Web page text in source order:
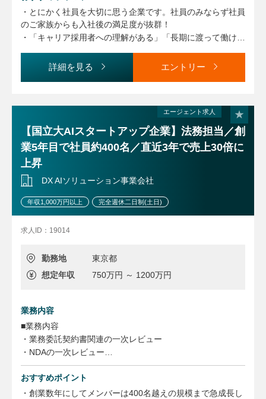
・より複雑な契約、相談対応、会社法・倒産法などの法分野
など、業務の範囲を広げてもらいます。
・経験・能力を踏まえ、M&A等のプロジェクト案件への参
理解いただきつつ、日常的な契約レビュー、法務相談への対
応をしていただきます。
・M&A等のプロジェクト案件への参画、訴訟を含む各種紛
争解決の支援など、規模の大きな案件を担当して頂きます。
経験・能力を踏まえ、プロジェクトの法務部での遂行責任者
を担ってもらう場合もあります。
＜キャリアパス＞
部内で経験や知識を重ねた上、同じチームでより難易度の高
い案件、マネジメントを担当する、あるいは部内の他の業務
として赴任する可能性もあります。
また、業務遂行能力、英語力が一定の水準をクリアし、本人
＜魅力・やりがい＞
1. 経営に近い立場で全社戦略案件を担当できる
事業ポートフォリオ変革・成長追求の全社戦略のもと、経営
企画部・事業部門と密に連携し、M&Aや各種の戦略投資
等、会社の経営戦略・事業戦略に関わる重要なプロジェクト
に参画し、プロジェクト遂行の経験を積むことができます。
・とにかく社員を大切に思う企業です。社員のみならず社員
のご家族からも入社後の満足度が抜群！
・「キャリア採用者への理解がある」「長期に渡って働ける
働きやすい企業です。
・国内・海外業務を両方担当し、広い経験を積むことができ
ます。
・海外留学や海外統括会社の法務コンプライアンス担当者と
しての赴任含め、中長期的な視点で育成する方針であり、法
務担当者としてのキャリアアップを支援します。
・リモートやフレックスなど、柔軟にWLBも取りながら就
業することができます。
詳細を見る エントリー
エージェント求人
【国立大AIスタートアップ企業】法務担当／創
業5年目で社員約400名／直近3年で売上30倍に
上昇
DX AIソリューション事業会社
年収1,000万円以上 完全週休二日制(土日)
求人ID：19014
勤務地
東京都
想定年収
750万円 ～ 1200万円
業務内容
■業務内容
・業務委託契約書関連の一次レビュー
・NDAの一次レビュー
・社内法務相談の一次対応
・必要時の法令調査、リサーチ
・外部弁護士との連絡、等のオペレーション
おすすめポイント
・創業数年にしてメンバーは400名越えの規模まで急成長し